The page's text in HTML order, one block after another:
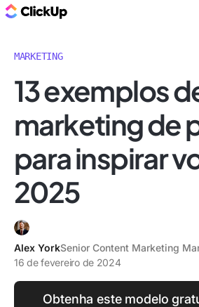
MARKETING
13 exemplos
marketing de
para inspirar
2025
Alex YorkSenior Content Marketing
16 de fevereiro de 2024
Obtenha este modelo